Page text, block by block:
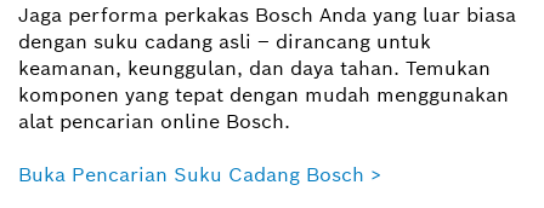
Jaga performa perkakas Bosch Anda yang luar biasa
dengan suku cadang asli – dirancang untuk
keamanan, keunggulan, dan daya tahan. Temukan
komponen yang tepat dengan mudah menggunakan
alat pencarian online Bosch.
Buka Pencarian Suku Cadang Bosch >